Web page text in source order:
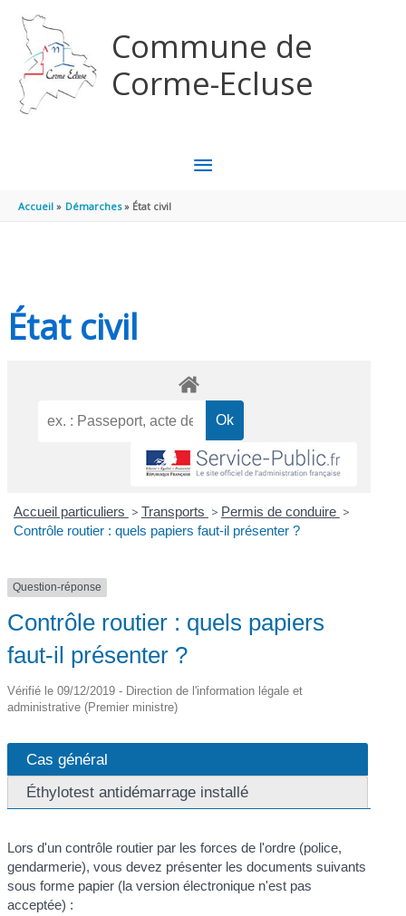
Commune de
Corme-Ecluse
MENU
Accueil Démarches État civil
État civil
Accueil particuliers > Transports > Permis de conduire >
Contrôle routier : quels papiers faut-il présenter ?
Question-réponse
Contrôle routier : quels papiers
faut-il présenter ?
Vérifié le 09/12/2019 - Direction de l'information légale et
administrative (Premier ministre)
Cas général
Éthylotest antidémarrage installé
Lors d'un contrôle routier par les forces de l'ordre (police,
gendarmerie), vous devez présenter les documents suivants
sous forme papier (la version électronique n'est pas
acceptée) :